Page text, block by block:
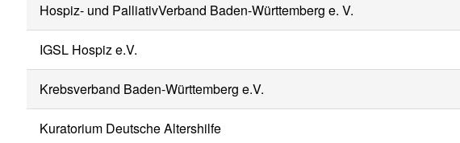
Hospiz- und PalliativVerband Baden-Württemberg e. V.
IGSL Hospiz e.V.
Krebsverband Baden-Württemberg e.V.
Kuratorium Deutsche Altershilfe